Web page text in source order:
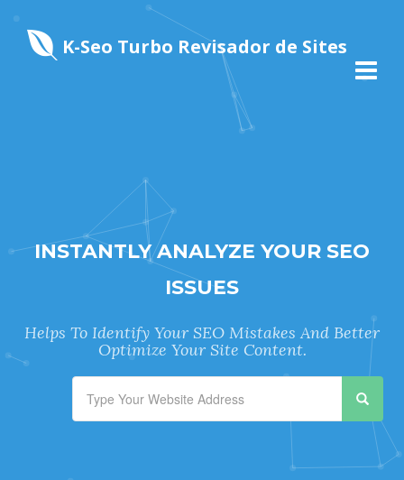
K-Seo Turbo Revisador de Sites
INSTANTLY ANALYZE YOUR SEO
ISSUES
Helps To Identify Your SEO Mistakes And Better
Optimize Your Site Content.